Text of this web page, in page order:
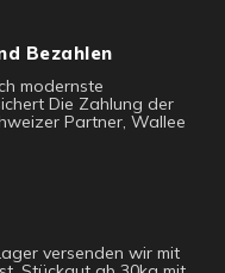
Bezahlen
modernste
Die Zahlung der
Partner, Wallee
versenden wir mit